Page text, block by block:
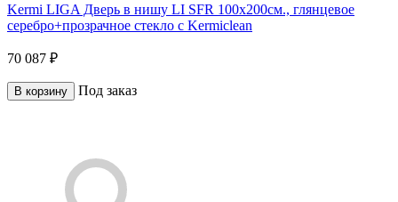
Kermi LIGA Дверь в нишу LI SFR 100x200см., глянцевое
серебро+прозрачное стекло с Kermiclean
70 087 ₽
В корзину Под заказ